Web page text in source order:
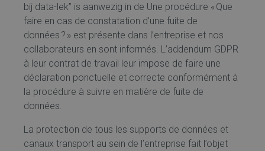
bij data-lek” is aanwezig in de Une procédure « Que
faire en cas de constatation d’une fuite de
données ? » est présente dans l’entreprise et nos
collaborateurs en sont informés. L’addendum GDPR
à leur contrat de travail leur impose de faire une
déclaration ponctuelle et correcte conformément à
la procédure à suivre en matière de fuite de
données.
La protection de tous les supports de données et
canaux transport au sein de l’entreprise fait l’objet